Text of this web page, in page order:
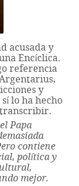
acusada y
Encíclica.
referencia
y
lo ha hecho
transcribir.
Papa
contiene
política y
mejor.